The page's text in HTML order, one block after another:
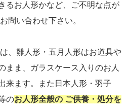
るお人形かなど、ご不明な点が
問い合わせ下さい。
、雛人形・五月人形はお道具や
まま、ガラスケース入りのお人
来ます。また日本人形・羽子
のお人形全般の ご供養・処分を